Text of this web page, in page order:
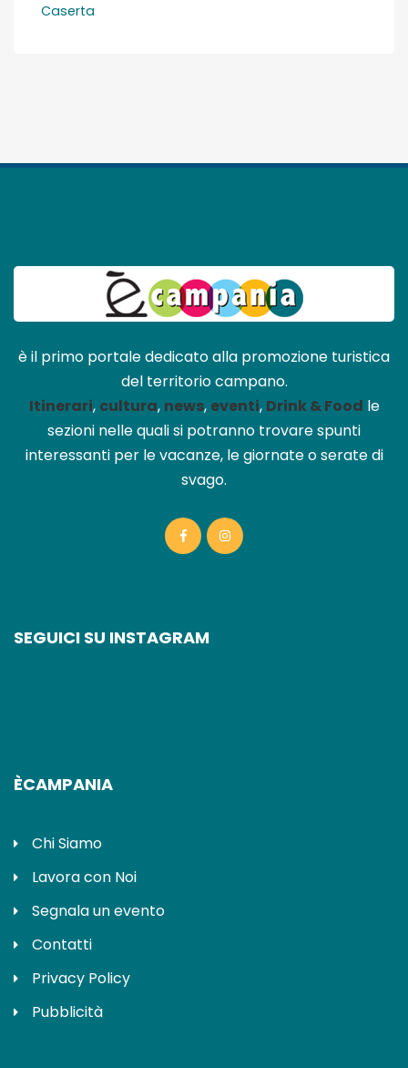
Caserta
è il primo portale dedicato alla promozione turistica
del territorio campano.
Itinerari, cultura, news, eventi, Drink & Food le
sezioni nelle quali si potranno trovare spunti
interessanti per le vacanze, le giornate o serate di
svago.
SEGUICI SU INSTAGRAM
ÈCAMPANIA
Chi Siamo
Lavora con Noi
Segnala un evento
Contatti
Privacy Policy
Pubblicità